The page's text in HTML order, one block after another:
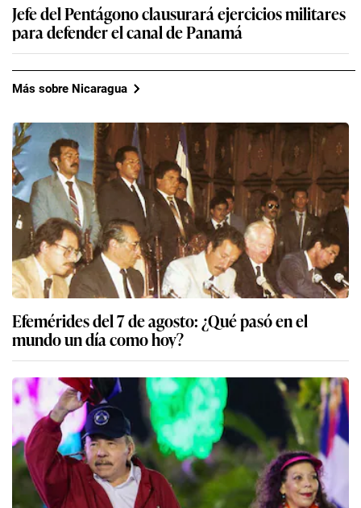
Jefe del Pentágono clausurará ejercicios militares
para defender el canal de Panamá
Más sobre Nicaragua
Efemérides del 7 de agosto: ¿Qué pasó en el
mundo un día como hoy?